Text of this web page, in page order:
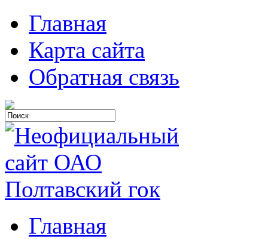
Главная
Карта сайта
Обратная связь
Главная